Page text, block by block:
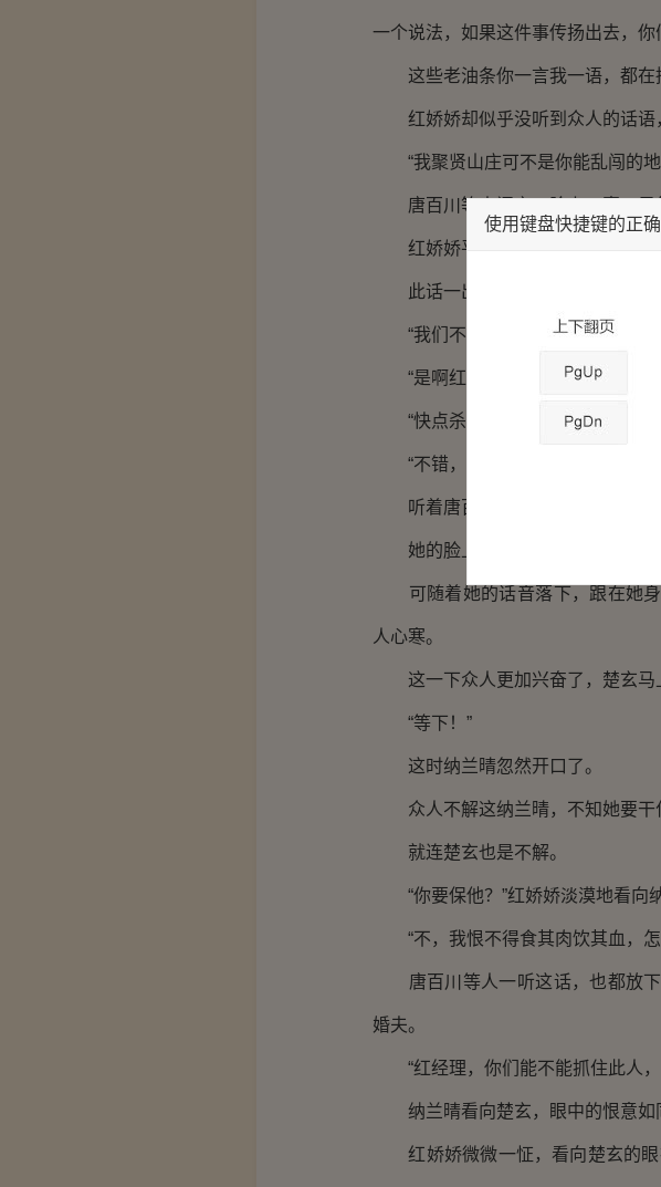
一个说法，如果这件事传扬出去，
这些老油条你一言我一语，都在
红娇娇却似乎没听到众人的话语
“我聚贤山庄可不是你能乱闯的地
唐百川等人闻言，脸上一喜，果
红娇娇平淡地看着楚玄，“现在向
此话一出，众人更加兴奋了。
“我们不原谅，红经理，你们快点
“是啊红经理，我们是不会原谅此
“快点杀了他吧！”
“不错，我们只想要他死！”
听着唐百川等人的叫嚷，红娇娇
她的脸上看不出任何表情，仿佛
可随着她的话音落下，跟在她身
人心寒。
这一下众人更加兴奋了，楚玄马
“等下！”
这时纳兰晴忽然开口了。
众人不解这纳兰晴，不知她要干
就连楚玄也是不解。
“你要保他？”红娇娇淡漠地看向纳
“不，我恨不得食其肉饮其血，怎
唐百川等人一听这话，也都放下
婚夫。
“红经理，你们能不能抓住此人，
纳兰晴看向楚玄，眼中的恨意如
红娇娇微微一怔，看向楚玄的眼
使用键盘快捷键的正